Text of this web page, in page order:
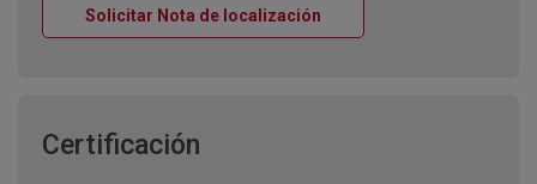
Solicitar Nota de localización
Certificación